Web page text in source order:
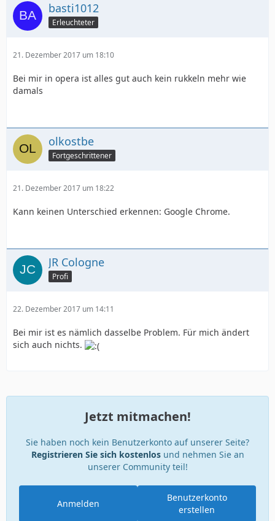
basti1012
Erleuchteter
21. Dezember 2017 um 18:10
Bei mir in opera ist alles gut auch kein rukkeln mehr wie
damals
olkostbe
Fortgeschrittener
21. Dezember 2017 um 18:22
Kann keinen Unterschied erkennen: Google Chrome.
JR Cologne
Profi
22. Dezember 2017 um 14:11
Bei mir ist es nämlich dasselbe Problem. Für mich ändert
sich auch nichts.
Jetzt mitmachen!
Sie haben noch kein Benutzerkonto auf unserer Seite?
Registrieren Sie sich kostenlosund nehmen Sie an
unserer Community teil!
Benutzerkonto
erstellen
Anmelden